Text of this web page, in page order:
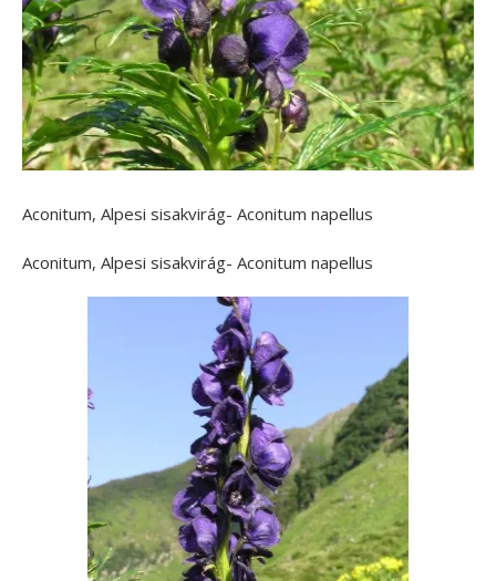
Aconitum, Alpesi sisakvirág- Aconitum napellus
Aconitum, Alpesi sisakvirág- Aconitum napellus